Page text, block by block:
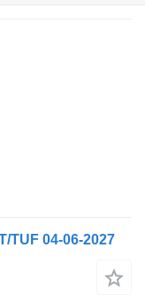
TUF 04-06-2027